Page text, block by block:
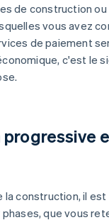
de construction ou
vous avez
de paiement
c'est le
la construction, il
que vous